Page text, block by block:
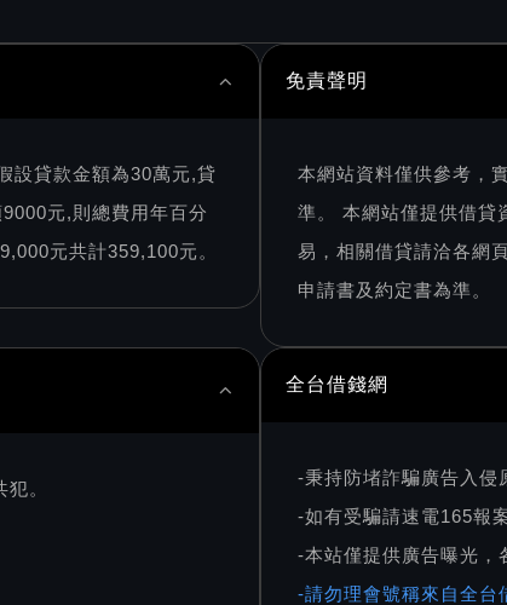
設貸款金額為30萬元,貸
元,則總費用年百分
元共計359,100元。
免責聲明
本網站資料僅供參考，
準。 本網站僅提供借貸
易，相關借貸請洽各網
申請書及約定書為準。
。
全台借錢網
-秉持防堵詐騙廣告入侵
-如有受騙請速電165報
-本站僅提供廣告曝光，
-請勿理會號稱來自全台